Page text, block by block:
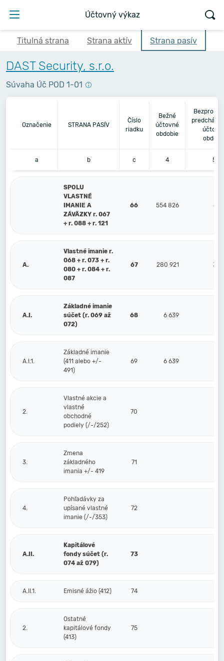
Účtovný výkaz
Titulná strana Strana aktív Strana pasív
DAST Security, s.r.o.
Súvaha Úč POD 1-01
Označenie STRANA PASÍV
Číslo
riadku
Bežné
účtovné
obdobie
a b c 4 5
SPOLU
VLASTNÉ
IMANIE A
ZÁVÄZKY r. 067
+ r. 088 + r. 121
66 554 826
A.
Vlastné imanie r.
068 + r. 073 + r.
080 + r. 084 + r.
087
67 280 921
A.I.
Základné imanie
súčet (r. 069 až
072)
68 6 639
A.I.1.
Základné imanie
(411 alebo +/-
491)
69 6 639
2.
Vlastné akcie a
vlastné
obchodné
podiely (/-/252)
70
3.
Zmena
základného
imania +/- 419
71
4.
Pohľadávky za
upísané vlastné
imanie (/-/353)
72
A.II.
Kapitálové
fondy súčet (r.
074 až 079)
73
A.II.1. Emisné ážio (412) 74
2.
Ostatné
kapitálové fondy
(413)
75